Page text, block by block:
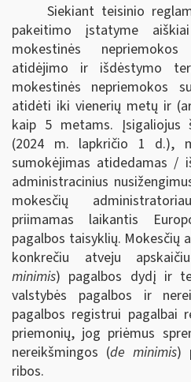
Siekiant teisinio
pakeitimo įstatyme
mokestinės
atidėjimo ir išdėstymo
mokestinės nepriemokos
atidėti iki vienerių metų ir
kaip 5 metams. Įsigaliojus
(2024 m. lapkričio 1 d.),
sumokėjimas atidedamas /
administracinius
mokesčių
priimamas laikantis
pagalbos taisyklių. Mokesčių
konkrečiu atveju
minimis) pagalbos dydį ir
valstybės pagalbos ir
pagalbos registrui pagalbai
priemonių, jog priėmus
nereikšmingos (de minimis)
ribos.